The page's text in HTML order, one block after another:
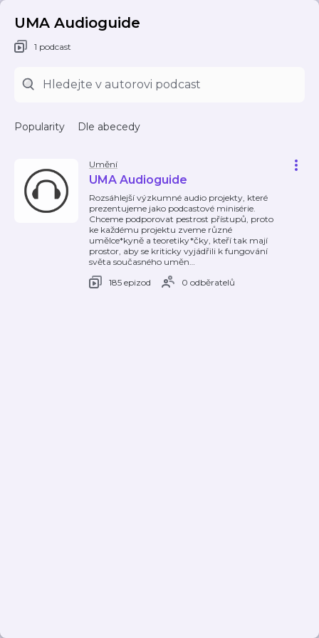
UMA Audioguide
1 podcast
Popularity Dle abecedy
Umění
UMA Audioguide
Rozsáhlejší výzkumné audio projekty, které
prezentujeme jako podcastové minisérie.
Chceme podporovat pestrost přístupů, proto
ke každému projektu zveme různé
umělce*kyně a teoretiky*čky, kteří tak mají
prostor, aby se kriticky vyjádřili k fungování
světa současného uměn…
185 epizod
0 odběratelů